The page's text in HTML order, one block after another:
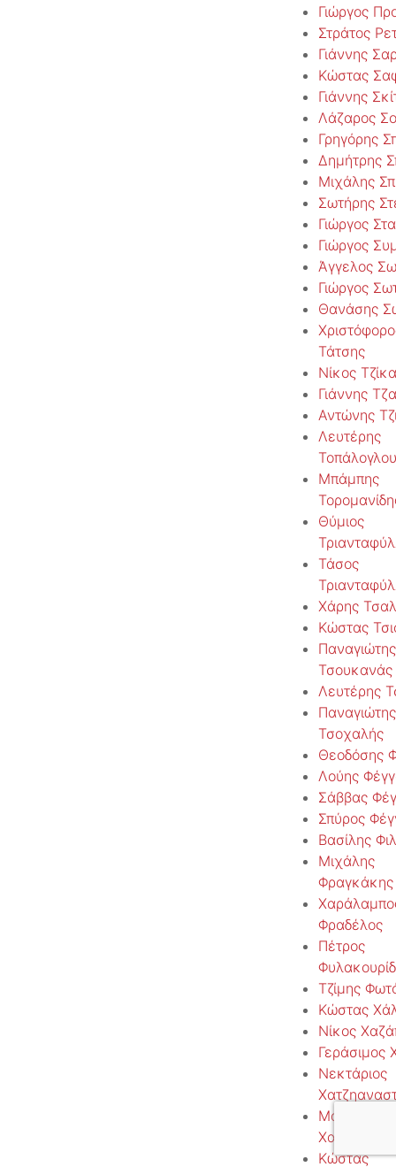
Γιώργος
Στράτος
Γιάννης
Κώστας
Γιάννης
Λάζαρος
Γρηγόρης
Δημήτρης
Μιχάλης
Σωτήρης
Γιώργος
Γιώργος
Άγγελος
Γιώργος
Θανάσης
Τάτσης
Νίκος
Γιάννης
Αντώνης
Λευτέρης
Τοπάλογλου
Μπάμπης
Θύμιος
Τάσος
Χάρης
Κώστας
Παναγιώτης
Τσουκανάς
Λευτέρης
Παναγιώτης
Τσοχαλής
Θεοδόσης
Λούης
Σάββας
Σπύρος
Βασίλης
Μιχάλης
Φραγκάκης
Φραδέλος
Πέτρος
Τζίμης
Κώστας
Νίκος
Γεράσιμος
Νεκτάριος
Μάρκος
Κώστας